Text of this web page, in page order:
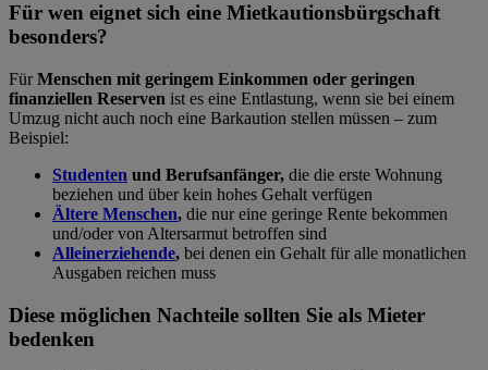
Für wen eignet sich eine Mietkautionsbürgschaft
besonders?
FürMenschen mit geringem Einkommen oder geringen
finanziellen Reserven ist es eine Entlastung, wenn sie bei einem
Umzug nicht auch noch eine Barkaution stellen müssen – zum
Beispiel:
Studenten und Berufsanfänger, die die erste Wohnung
beziehen und über kein hohes Gehalt verfügen
Ältere Menschen, die nur eine geringe Rente bekommen
und/oder von Altersarmut betroffen sind
Alleinerziehende, bei denen ein Gehalt für alle monatlichen
Ausgaben reichen muss
Diese möglichen Nachteile sollten Sie als Mieter
bedenken